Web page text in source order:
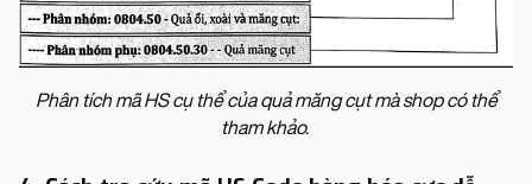
Phân tích mã HS cụ thể của quả măng cụt mà shop có thể
tham khảo.